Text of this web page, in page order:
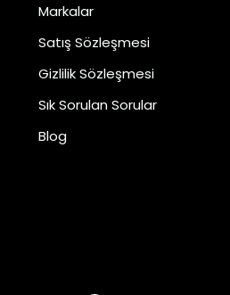
Markalar
Satış Sözleşmesi
Gizlilik Sözleşmesi
Sık Sorulan Sorular
Blog